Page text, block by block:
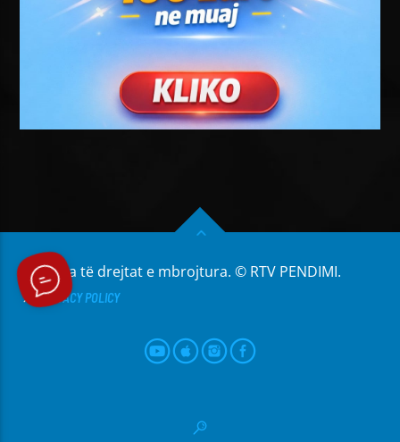
Të gjitha të drejtat e mbrojtura. © RTV PENDIMI.
PRIVACY POLICY